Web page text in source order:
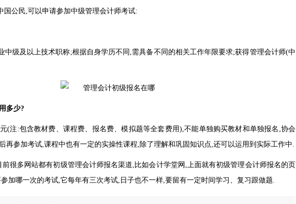
国公民,可以申请参加中级管理会计师考试:
中级及以上技术职称;根据自身学历不同,需具备不同的相关工作年限要求;获得管理会计师(中
多少?
(注:包含教材费、课程费、报名费、模拟题等全套费用),不能单独购买教材和单独报名,协会
再参加考试,课程中也有一定的实操性课程,除了理解和巩固知识点,还可以运用到实际工作中.
前很多网站都有初级管理会计师报名渠道,比如会计学堂网,上面就有初级管理会计师报名的页
加哪一次的考试,它每年有三次考试,日子也不一样,要留有一定时间学习、复习跟做题.